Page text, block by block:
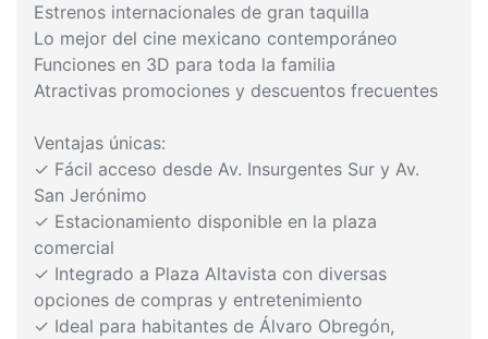
Estrenos internacionales de gran taquilla
Lo mejor del cine mexicano contemporáneo
Funciones en 3D para toda la familia
Atractivas promociones y descuentos frecuentes
Ventajas únicas:
✓ Fácil acceso desde Av. Insurgentes Sur y Av.
San Jerónimo
✓ Estacionamiento disponible en la plaza
comercial
✓ Integrado a Plaza Altavista con diversas
opciones de compras y entretenimiento
✓ Ideal para habitantes de Álvaro Obregón,